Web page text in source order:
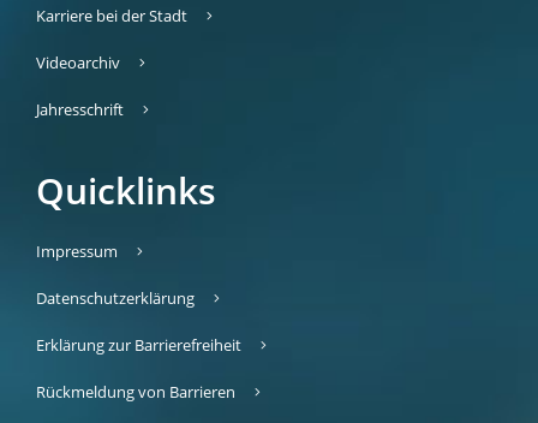
Karriere bei der Stadt
Videoarchiv
Jahresschrift
Quicklinks
Impressum
Datenschutzerklärung
Erklärung zur Barrierefreiheit
Rückmeldung von Barrieren